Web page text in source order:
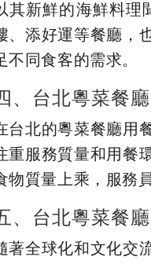
其新鮮的海鮮料理
、添好運等餐廳，
不同食客的需求。
、台北粵菜餐
台北的粵菜餐廳用
重服務質量和用餐
物質量上乘，服務
、台北粵菜餐
著全球化和文化交